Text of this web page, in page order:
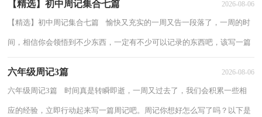
【精选】初中周记集合七篇 2026-08-06
【精选】初中周记集合七篇 愉快又充实的一周又告一段落了，一周的时
间，相信你会领悟到不少东西，一定有不少可以记录的东西吧，该写一篇
六年级周记3篇 2026-08-06
六年级周记3篇 时间真是转瞬即逝，一周又过去了，我们会积累一些相
应的经验，立即行动起来写一篇周记吧。周记你想好怎么写了吗？以下是